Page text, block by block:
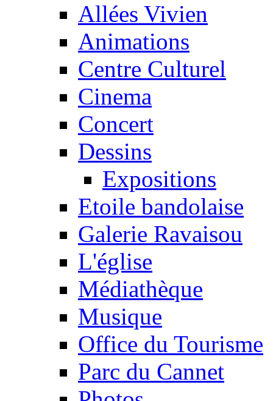
Allées Vivien
Animations
Centre Culturel
Cinema
Concert
Dessins
Expositions
Etoile bandolaise
Galerie Ravaisou
L'église
Médiathèque
Musique
Office du Tourisme
Parc du Cannet